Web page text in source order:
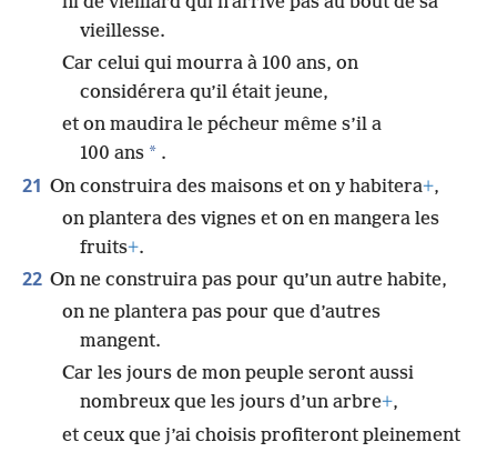
vieillesse.
Car celui qui mourra à 100 ans, on
considérera qu’il était jeune,
et on maudira le pécheur même s’il a
100 ans * .
21 On construira des maisons et on y habitera+,
on plantera des vignes et on en mangera les
fruits+.
22 On ne construira pas pour qu’un autre habite,
on ne plantera pas pour que d’autres
mangent.
Car les jours de mon peuple seront aussi
nombreux que les jours d’un arbre+,
et ceux que j’ai choisis profiteront pleinement